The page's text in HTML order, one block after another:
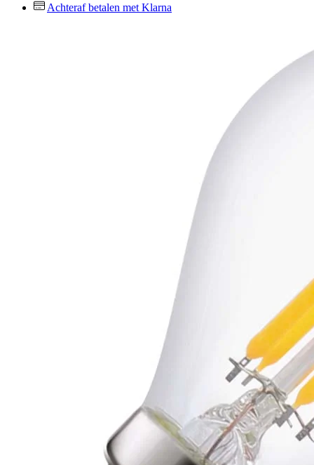
Achteraf betalen met Klarna